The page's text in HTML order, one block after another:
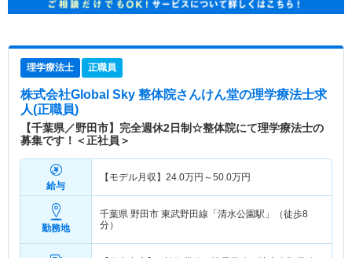
理学療法士 正職員
株式会社Global Sky 整体院さんけん堂の理学療法士求
人(正職員)
【千葉県／野田市】完全週休2日制☆整体院にて理学療法士の
募集です！＜正社員＞
給与
【モデル月収】 24.0万円～50.0万円
勤務地
千葉県 野田市 東武野田線「清水公園駅」（徒歩8
分）